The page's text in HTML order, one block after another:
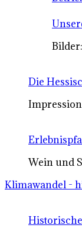
Die
Wein und
Klimawandel -